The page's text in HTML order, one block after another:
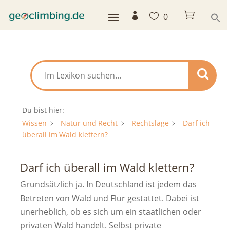
  0 
Du bist hier:
Wissen
Natur und Recht Rechtslage
Darf ich
überall im Wald klettern?
Darf ich überall im Wald klettern?
Grundsätzlich ja. In Deutschland ist jedem das
Betreten von Wald und Flur gestattet. Dabei ist
unerheblich, ob es sich um ein staatlichen oder
privaten Wald handelt. Selbst private